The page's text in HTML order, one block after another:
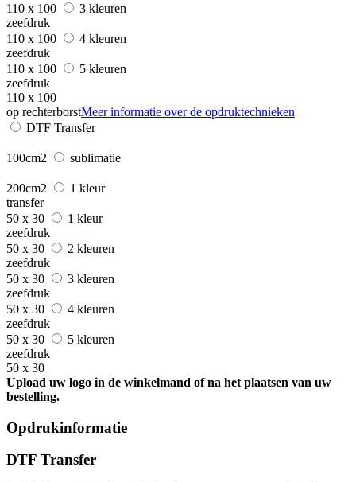
110 x 100
3 kleuren
zeefdruk
110 x 100
4 kleuren
zeefdruk
110 x 100
5 kleuren
zeefdruk
110 x 100
op rechterborstMeer informatie over de opdruktechnieken
DTF Transfer
100cm2 sublimatie
200cm2
1 kleur
transfer
50 x 30
1 kleur
zeefdruk
50 x 30
2 kleuren
zeefdruk
50 x 30
3 kleuren
zeefdruk
50 x 30
4 kleuren
zeefdruk
50 x 30
5 kleuren
zeefdruk
50 x 30
Upload uw logo in de winkelmand of na het plaatsen van uw
bestelling.
Opdrukinformatie
DTF Transfer